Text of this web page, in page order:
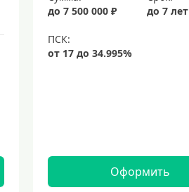
до 7 500 000 ₽
до 7 лет
Оформить